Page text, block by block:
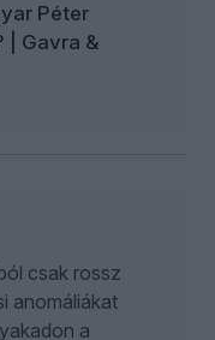
Péter
| Gavra &
csak rossz
anomáliákat
a